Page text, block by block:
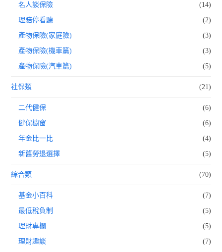
名人談保險 (14)
理賠停看聽 (2)
產物保險(家庭險) (3)
產物保險(機車篇) (3)
產物保險(汽車篇) (5)
社保類 (21)
二代健保 (6)
健保櫥窗 (6)
年金比一比 (4)
新舊勞退選擇 (5)
綜合類 (70)
基金小百科 (7)
最低稅負制 (5)
理財專欄 (5)
理財趣談 (7)